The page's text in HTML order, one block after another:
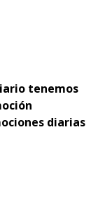
tenemos
diarias